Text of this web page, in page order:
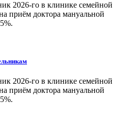
2026-го в клинике семейной
приём доктора мануальной
2026-го в клинике семейной
приём доктора мануальной